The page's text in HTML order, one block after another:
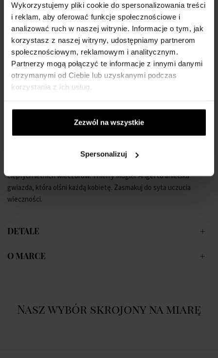
Wykorzystujemy pliki cookie do spersonalizowania treści
i reklam, aby oferować funkcje społecznościowe i
analizować ruch w naszej witrynie. Informacje o tym, jak
korzystasz z naszej witryny, udostępniamy partnerom
społecznościowym, reklamowym i analitycznym.
Partnerzy mogą połączyć te informacje z innymi danymi
otrzymanymi od Ciebie lub uzyskanymi podczas
korzystania z ich usług.
Zezwól na wszystkie
Spersonalizuj
OPIS
Francuski projektant mody skomponował w roku 1992 kultowy
zapach Angel, co w tłumaczeniu oznacza ,,Anioł\". Thierry Mugler
Angel to woda perfumowana dla kobiet, które pragną czegoś
ekskluzywnego i niezwykłego. Perfumy te oferują swoim
właścicielkom wielkie hausty marzycielskiego piękna orientu.
Delikatne maliny polane złotym akcentem miodu przechodzą w ton
idzie słodka wanilia ze zmysłową czekoladą, dołącza się
bursztynowy karmel a to wszystko przyprawione jest odrobiną
egzotycznej paczuli. Z najdrobniejszymi szczegółami przemyślana
ciepłych letnich wieczorów. Thierry Mugler Angel to anielska
gwiazda, która olśni każdą kobietę. Zasmakuj do syta uczucia
wieczności.
DETALE
O MARCE
Nasz wybór skrojony na miarę